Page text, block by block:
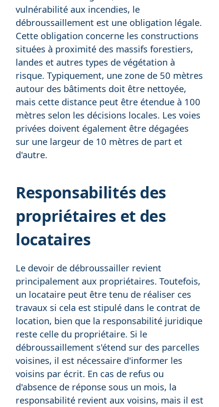
vulnérabilité aux incendies, le
débroussaillement est une obligation légale.
Cette obligation concerne les constructions
situées à proximité des massifs forestiers,
landes et autres types de végétation à
risque. Typiquement, une zone de 50 mètres
autour des bâtiments doit être nettoyée,
mais cette distance peut être étendue à 100
mètres selon les décisions locales. Les voies
privées doivent également être dégagées
sur une largeur de 10 mètres de part et
d'autre.
Responsabilités des
propriétaires et des
locataires
Le devoir de débroussailler revient
principalement aux propriétaires. Toutefois,
un locataire peut être tenu de réaliser ces
travaux si cela est stipulé dans le contrat de
location, bien que la responsabilité juridique
reste celle du propriétaire. Si le
débroussaillement s'étend sur des parcelles
voisines, il est nécessaire d'informer les
voisins par écrit. En cas de refus ou
d'absence de réponse sous un mois, la
responsabilité revient aux voisins, mais il est